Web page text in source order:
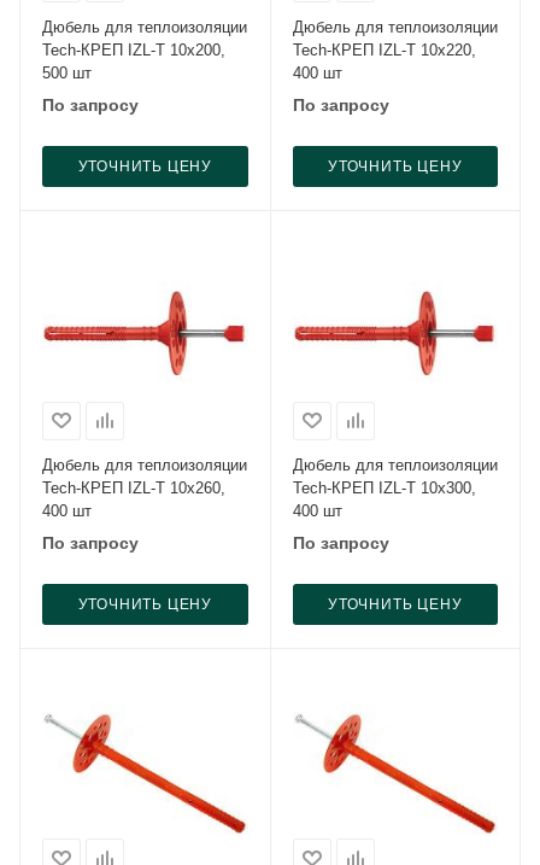
Дюбель для теплоизоляции
Tech-КРЕП IZL-T 10x200,
500 шт
По запросу
УТОЧНИТЬ ЦЕНУ
Дюбель для теплоизоляции
Tech-КРЕП IZL-T 10x220,
400 шт
По запросу
УТОЧНИТЬ ЦЕНУ
Дюбель для теплоизоляции
Tech-КРЕП IZL-T 10x260,
400 шт
По запросу
УТОЧНИТЬ ЦЕНУ
Дюбель для теплоизоляции
Tech-КРЕП IZL-T 10x300,
400 шт
По запросу
УТОЧНИТЬ ЦЕНУ